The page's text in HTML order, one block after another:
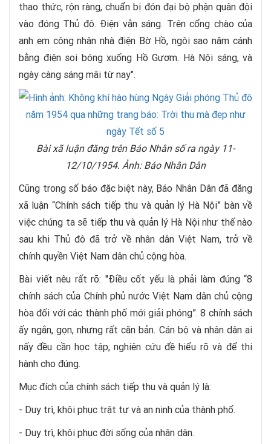
thao thức, rộn ràng, chuẩn bị đón đại bộ phận quân đội
vào đóng Thủ đô. Điện vẫn sáng. Trên cổng chào của
anh em công nhân nhà điện Bờ Hồ, ngôi sao năm cánh
bằng điện soi bóng xuống Hồ Gươm. Hà Nội sáng, và
ngày càng sáng mãi từ nay".
Bài xã luận đăng trên Báo Nhân số ra ngày 11-
12/10/1954. Ảnh: Báo Nhân Dân
Cũng trong số báo đặc biệt này, Báo Nhân Dân đã đăng
xã luận “Chính sách tiếp thu và quản lý Hà Nội” bàn về
việc chúng ta sẽ tiếp thu và quản lý Hà Nội như thế nào
sau khi Thủ đô đã trở về nhân dân Việt Nam, trở về
chính quyền Việt Nam dân chủ cộng hòa.
Bài viết nêu rất rõ: "Điều cốt yếu là phải làm đúng “8
chính sách của Chính phủ nước Việt Nam dân chủ cộng
hòa đối với các thành phố mới giải phóng”. 8 chính sách
ấy ngắn, gọn, nhưng rất căn bản. Cán bộ và nhân dân ai
nấy đều cần học tập, nghiên cứu đề hiểu rõ và để thi
hành cho đúng.
Mục đích của chính sách tiếp thu và quản lý là:
- Duy trì, khôi phục trật tự và an ninh của thành phố.
- Duy trì, khôi phục đời sống của nhân dân.